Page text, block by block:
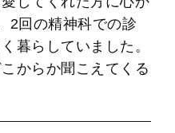
2回の精神科での診
暮らしていました。
からか聞こえてくる